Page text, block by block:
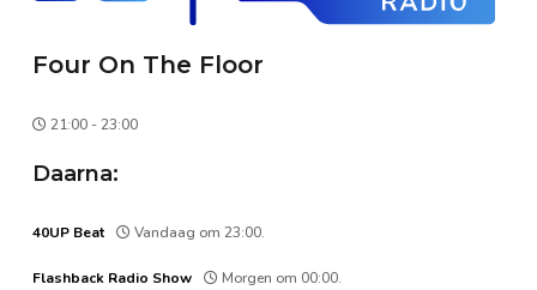
Four On The Floor
21:00 - 23:00
Daarna:
40UP Beat Vandaag om 23:00.
Flashback Radio Show Morgen om 00:00.